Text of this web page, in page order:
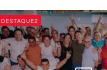
DESTAQUE2